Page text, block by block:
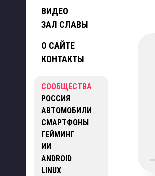
ВИДЕО
ЗАЛ СЛАВЫ
О САЙТЕ
КОНТАКТЫ
СООБЩЕСТВА
РОССИЯ
АВТОМОБИЛИ
СМАРТФОНЫ
ГЕЙМИНГ
ИИ
ANDROID
LINUX